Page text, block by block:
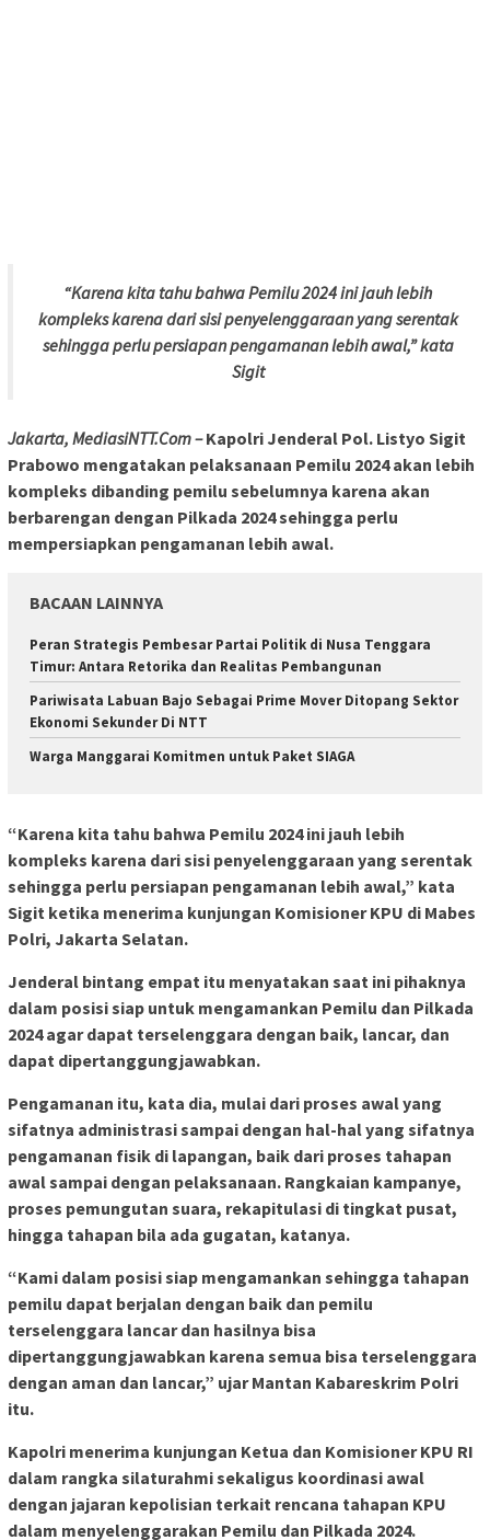
“Karena kita tahu bahwa Pemilu 2024 ini jauh lebih
kompleks karena dari sisi penyelenggaraan yang serentak
sehingga perlu persiapan pengamanan lebih awal,” kata
Sigit
Jakarta, MediasiNTT.Com –Kapolri Jenderal Pol. Listyo Sigit
Prabowo mengatakan pelaksanaan Pemilu 2024 akan lebih
kompleks dibanding pemilu sebelumnya karena akan
berbarengan dengan Pilkada 2024 sehingga perlu
mempersiapkan pengamanan lebih awal.
BACAAN LAINNYA
Peran Strategis Pembesar Partai Politik di Nusa Tenggara
Timur: Antara Retorika dan Realitas Pembangunan
Pariwisata Labuan Bajo Sebagai Prime Mover Ditopang Sektor
Ekonomi Sekunder Di NTT
Warga Manggarai Komitmen untuk Paket SIAGA
“Karena kita tahu bahwa Pemilu 2024 ini jauh lebih
kompleks karena dari sisi penyelenggaraan yang serentak
sehingga perlu persiapan pengamanan lebih awal,” kata
Sigit ketika menerima kunjungan Komisioner KPU di Mabes
Polri, Jakarta Selatan.
Jenderal bintang empat itu menyatakan saat ini pihaknya
dalam posisi siap untuk mengamankan Pemilu dan Pilkada
2024 agar dapat terselenggara dengan baik, lancar, dan
dapat dipertanggungjawabkan.
Pengamanan itu, kata dia, mulai dari proses awal yang
sifatnya administrasi sampai dengan hal-hal yang sifatnya
pengamanan fisik di lapangan, baik dari proses tahapan
awal sampai dengan pelaksanaan. Rangkaian kampanye,
proses pemungutan suara, rekapitulasi di tingkat pusat,
hingga tahapan bila ada gugatan, katanya.
“Kami dalam posisi siap mengamankan sehingga tahapan
pemilu dapat berjalan dengan baik dan pemilu
terselenggara lancar dan hasilnya bisa
dipertanggungjawabkan karena semua bisa terselenggara
dengan aman dan lancar,” ujar Mantan Kabareskrim Polri
itu.
Kapolri menerima kunjungan Ketua dan Komisioner KPU RI
dalam rangka silaturahmi sekaligus koordinasi awal
dengan jajaran kepolisian terkait rencana tahapan KPU
dalam menyelenggarakan Pemilu dan Pilkada 2024.